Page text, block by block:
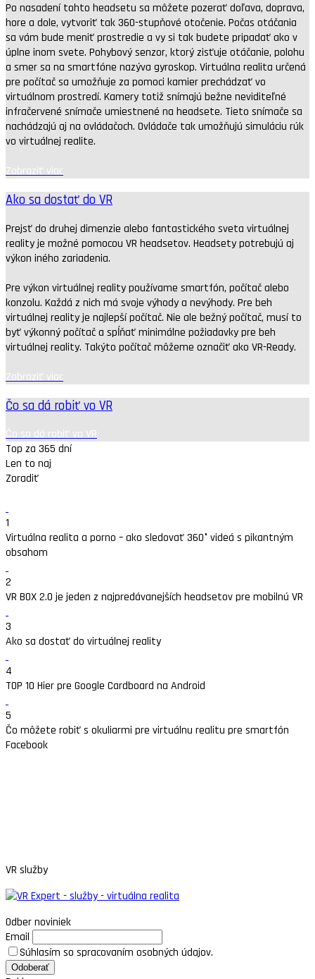
Po nasadení tohto headsetu sa môžete pozerať doľava, doprava,
hore a dole, vytvoriť tak 360-stupňové otočenie. Počas otáčania
sa vám bude meniť prostredie a vy si tak budete pripadať ako v
úplne inom svete. Pohybový senzor, ktorý zisťuje otáčanie, polohu
a smer sa na smartfóne nazýva gyroskop. Virtuálna realita určená
pre počítač sa umožňuje za pomoci kamier prechádzať vo
virtuálnom prostredí. Kamery totiž snímajú bežne neviditeľné
infračervené snímače umiestnené na headsete. Tieto snímače sa
nachádzajú aj na ovládačoch. Ovládače tak umožňujú simuláciu rúk
vo virtuálnej realite.
Zobraziť viac
Ako sa dostať do VR
Prejsť do druhej dimenzie alebo fantastického sveta virtuálnej
reality je možné pomocou VR headsetov. Headsety potrebujú aj
výkon iného zariadenia.
Pre výkon virtuálnej reality používame smartfón, počítač alebo
konzolu. Každá z nich má svoje výhody a nevýhody. Pre beh
virtuálnej reality je najlepší počítač. Nie ale bežný počítač, musí to
byť výkonný počítač a spĺňať minimálne požiadavky pre beh
virtuálnej reality. Takýto počítač môžeme označiť ako VR-Ready.
Zobraziť viac
Čo sa dá robiť vo VR
Čo sa dá robiť vo VR
Top za 365 dní
Len to naj
Zoradiť
1
Virtuálna realita a porno – ako sledovať 360° videá s pikantným
obsahom
2
VR BOX 2.0 je jeden z najpredávanejších headsetov pre mobilnú VR
3
Ako sa dostať do virtuálnej reality
4
TOP 10 Hier pre Google Cardboard na Android
5
Čo môžete robiť s okuliarmi pre virtuálnu realitu pre smartfón
Facebook
VR služby
Odber noviniek
Email
Súhlasím so spracovaním osobných údajov.